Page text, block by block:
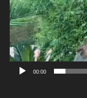
00:00